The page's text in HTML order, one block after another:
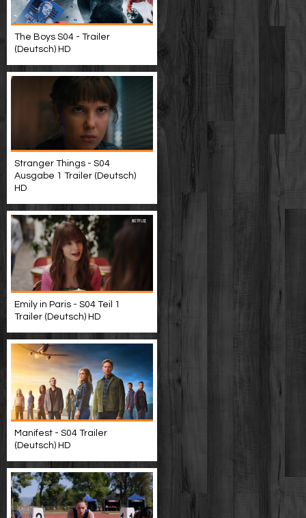
The Boys S04 - Trailer
(Deutsch) HD
Stranger Things - S04
Ausgabe 1 Trailer (Deutsch)
HD
Emily in Paris - S04 Teil 1
Trailer (Deutsch) HD
Manifest - S04 Trailer
(Deutsch) HD